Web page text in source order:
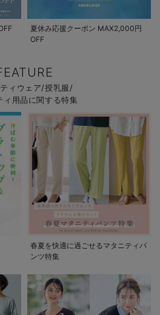
夏休み応援クーポン MAX2,000円
OFF
ィウェア/授乳服/
ィ用品に関する特集
春夏を快適に過ごせるマタニティパ
ンツ特集